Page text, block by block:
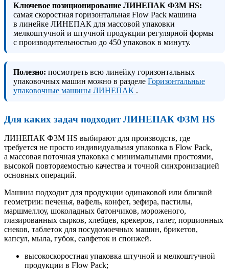
Ключевое позиционирование ЛИНЕПАК Ф3М HS:
самая скоростная горизонтальная Flow Pack машина
в линейке ЛИНЕПАК для массовой упаковки
мелкоштучной и штучной продукции регулярной формы
с производительностью до 450 упаковок в минуту.
Полезно: посмотреть всю линейку горизонтальных
упаковочных машин можно в разделе Горизонтальные
упаковочные машины ЛИНЕПАК .
Для каких задач подходит ЛИНЕПАК Ф3М HS
ЛИНЕПАК Ф3М HS выбирают для производств, где
требуется не просто индивидуальная упаковка в Flow Pack,
а массовая поточная упаковка с минимальными простоями,
высокой повторяемостью качества и точной синхронизацией
основных операций.
Машина подходит для продукции одинаковой или близкой
геометрии: печенья, вафель, конфет, зефира, пастилы,
маршмеллоу, шоколадных батончиков, мороженого,
глазированных сырков, хлебцев, крекеров, галет, порционных
снеков, таблеток для посудомоечных машин, брикетов,
капсул, мыла, губок, салфеток и спонжей.
высокоскоростная упаковка штучной и мелкоштучной
продукции в Flow Pack;